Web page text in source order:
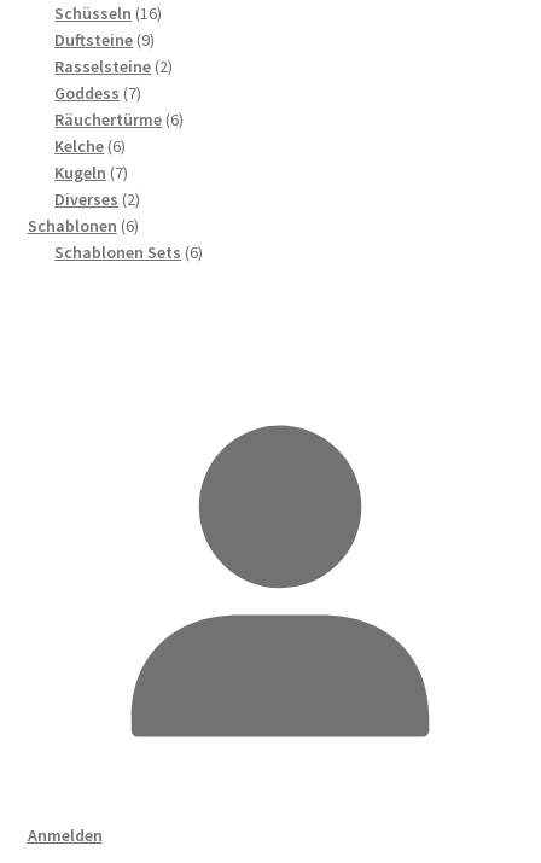
Schüsseln 1616
Duftsteine 99
Produkte
Rasselsteine 22
Goddess 77
Produkte
Räuchertürme 66
Kelche 66
Produkte
Kugeln 77
Produkte
Diverses 22
Produkte
Schablonen 66
Produkte
Schablonen Sets 66
Anmelden